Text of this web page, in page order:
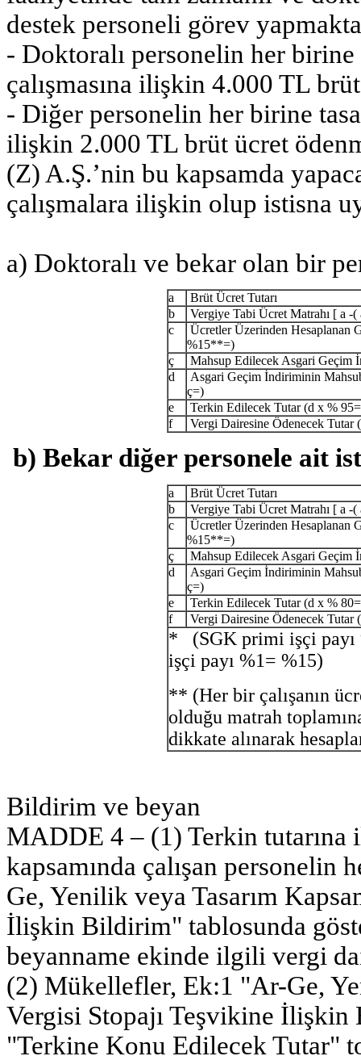
destek personeli görev
- Doktoralı personelin her
çalışmasına ilişkin 4.000 TL
- Diğer personelin her birine
ilişkin 2.000 TL brüt ücret
(Z) A.Ş.’nin bu kapsamda
çalışmalara ilişkin olup istisna
a) Doktoralı ve bekar olan bir
a
Brüt Ücret Tutarı
b
Vergiye Tabi Ücret Matrahı [ a
c
Ücretler Üzerinden Hesaplanan
%15**=)
ç
Mahsup Edilecek Asgari Geçim
d
Asgari Geçim İndiriminin
ç=)
e
Terkin Edilecek Tutar (d x %
f
Vergi Dairesine Ödenecek Tutar
b) Bekar diğer personele ait
a
Brüt Ücret Tutarı
b
Vergiye Tabi Ücret Matrahı [ a
c
Ücretler Üzerinden Hesaplanan
%15**=)
ç
Mahsup Edilecek Asgari Geçim
d
Asgari Geçim İndiriminin
ç=)
e
Terkin Edilecek Tutar (d x %
f
Vergi Dairesine Ödenecek Tutar
* (SGK primi işçi payı
işçi payı %1= %15)
** (Her bir çalışanın
olduğu matrah
dikkate alınarak
Bildirim ve beyan
MADDE 4 – (1) Terkin tutarına
kapsamında çalışan personelin
Ge, Yenilik veya Tasarım
İlişkin Bildirim" tablosunda
beyanname ekinde ilgili vergi
(2) Mükellefler, Ek:1 "Ar-Ge,
Vergisi Stopajı Teşvikine
"Terkine Konu Edilecek Tutar"